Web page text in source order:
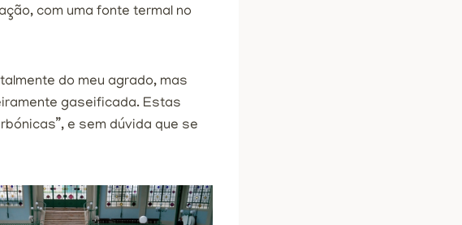
com uma fonte termal no
do meu agrado, mas
gaseificada. Estas
e sem dúvida que se